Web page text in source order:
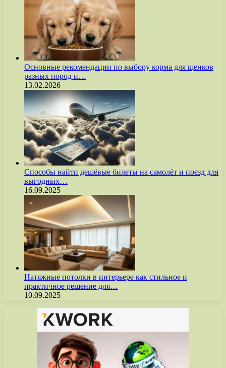
Основные рекомендации по выбору корма для щенков
разных пород и…
13.02.2026
Способы найти дешёвые билеты на самолёт и поезд для
выгодных…
16.09.2025
Натяжные потолки в интерьере как стильное и
практичное решение для…
10.09.2025